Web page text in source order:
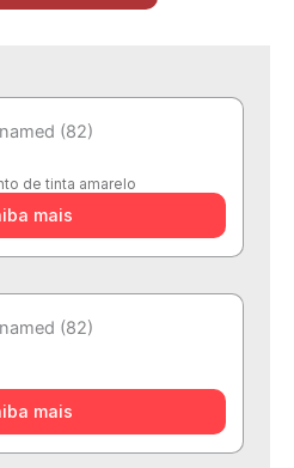
de tinta amarelo
mais
mais